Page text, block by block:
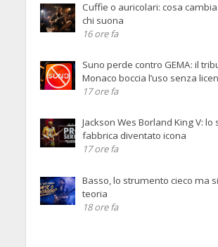
Cuffie o auricolari: cosa
chi suona
16 ore fa
Suno perde contro GEMA: il
Monaco boccia l’uso senza
17 ore fa
Jackson Wes Borland King V: lo
fabbrica diventato icona
17 ore fa
Basso, lo strumento cieco ma
teoria
18 ore fa